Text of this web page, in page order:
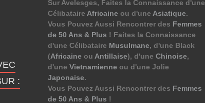
:
Sur Avelesges, Faites la Connaissance d'une
Célibataire Africaine ou d'une Asiatique.
Vous Pouvez Aussi Rencontrer des Femmes
de 50 Ans & Plus ! Faites la Connaissance
d'une Célibataire Musulmane, d'une Black
(Africaine ou Antillaise), d'une Chinoise,
d'une Vietnamienne ou d'une Jolie
Japonaise.
Vous Pouvez Aussi Rencontrer des Femmes
de 50 Ans & Plus !